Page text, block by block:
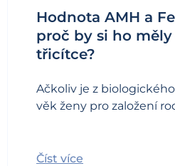
Hodnota AMH a
proč by si ho
třicítce?
Ačkoliv je z
věk ženy pro založení
Číst více